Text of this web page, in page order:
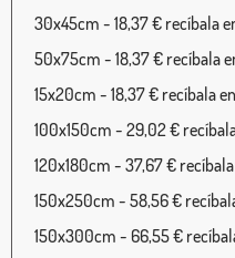
30x45cm - 18,37 € recíbala
50x75cm - 18,37 € recíbala
15x20cm - 18,37 € recíbala
100x150cm - 29,02 €
120x180cm - 37,67 €
150x250cm - 58,56 €
150x300cm - 66,55 €